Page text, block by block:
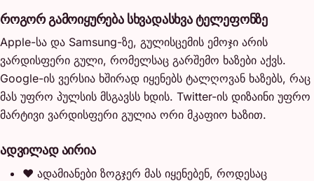
როგორ გამოიყურება სხვადასხვა ტელეფონზე
Apple-სა და Samsung-ზე, გულისცემის ემოჯი არის
ვარდისფერი გული, რომელსაც გარშემო ხაზები აქვს.
Google-ის ვერსია ხშირად იყენებს ტალღოვან ხაზებს, რაც
მას უფრო პულსის მსგავსს ხდის. Twitter-ის დიზაინი უფრო
მარტივი ვარდისფერი გულია ორი მკაფიო ხაზით.
ადვილად აირია
❤️ ადამიანები ზოგჯერ მას იყენებენ, როდესაც